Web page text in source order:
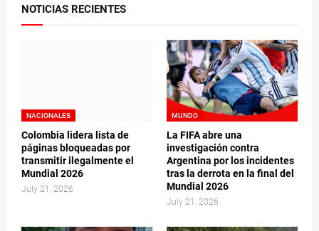
NOTICIAS RECIENTES
NACIONALES
Colombia lidera lista de
páginas bloqueadas por
transmitir ilegalmente el
Mundial 2026
July 21, 2026
MUNDO
La FIFA abre una
investigación contra
Argentina por los incidentes
tras la derrota en la final del
Mundial 2026
July 21, 2026